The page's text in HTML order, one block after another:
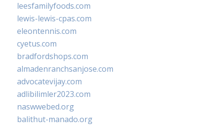
leesfamilyfoods.com
lewis-lewis-cpas.com
eleontennis.com
cyetus.com
bradfordshops.com
almadenranchsanjose.com
advocatevijay.com
adlibilimler2023.com
naswwebed.org
balithut-manado.org